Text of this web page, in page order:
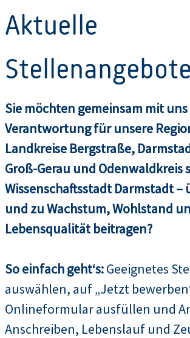
Aktuelle
Stellenangebote
Sie möchten gemeinsam mit uns
Verantwortung für unsere
Landkreise Bergstraße,
Groß-Gerau und Odenwaldkreis
Wissenschaftsstadt Darmstadt –
und zu Wachstum, Wohlstand
Lebensqualität beitragen?
So einfach geht‘s:Geeignetes
auswählen, auf „Jetzt
Onlineformular ausfüllen und
Anschreiben, Lebenslauf und